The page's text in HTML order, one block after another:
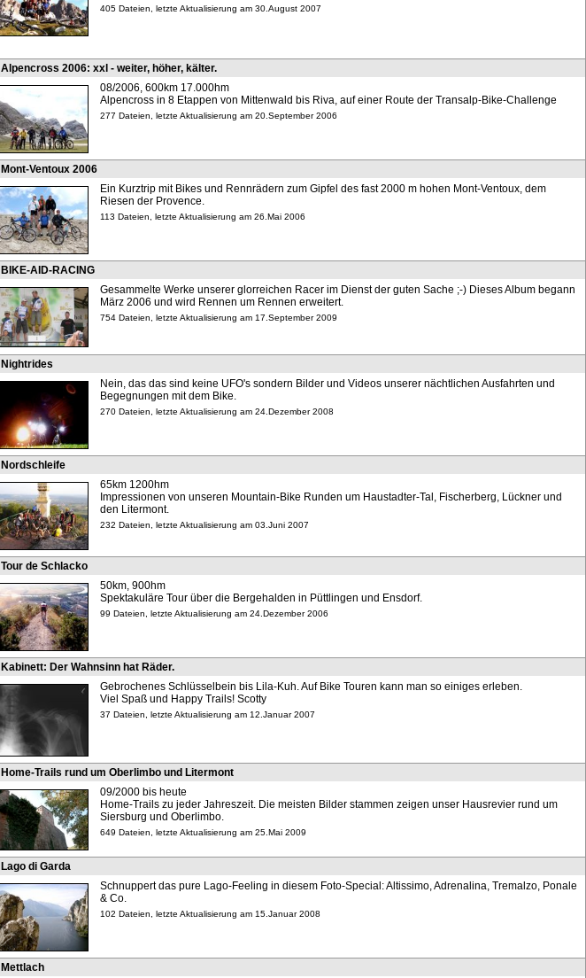
405 Dateien, letzte Aktualisierung am 30.August 2007
Alpencross 2006: xxl - weiter, höher, kälter.
08/2006, 600km 17.000hm
Alpencross in 8 Etappen von Mittenwald bis Riva, auf einer Route der Transalp-Bike-Challenge
277 Dateien, letzte Aktualisierung am 20.September 2006
Mont-Ventoux 2006
Ein Kurztrip mit Bikes und Rennrädern zum Gipfel des fast 2000 m hohen Mont-Ventoux, dem
Riesen der Provence.
113 Dateien, letzte Aktualisierung am 26.Mai 2006
BIKE-AID-RACING
Gesammelte Werke unserer glorreichen Racer im Dienst der guten Sache ;-) Dieses Album begann
März 2006 und wird Rennen um Rennen erweitert.
754 Dateien, letzte Aktualisierung am 17.September 2009
Nightrides
Nein, das das sind keine UFO's sondern Bilder und Videos unserer nächtlichen Ausfahrten und
Begegnungen mit dem Bike.
270 Dateien, letzte Aktualisierung am 24.Dezember 2008
Nordschleife
65km 1200hm
Impressionen von unseren Mountain-Bike Runden um Haustadter-Tal, Fischerberg, Lückner und
den Litermont.
232 Dateien, letzte Aktualisierung am 03.Juni 2007
Tour de Schlacko
50km, 900hm
Spektakuläre Tour über die Bergehalden in Püttlingen und Ensdorf.
99 Dateien, letzte Aktualisierung am 24.Dezember 2006
Kabinett: Der Wahnsinn hat Räder.
Gebrochenes Schlüsselbein bis Lila-Kuh. Auf Bike Touren kann man so einiges erleben.
Viel Spaß und Happy Trails! Scotty
37 Dateien, letzte Aktualisierung am 12.Januar 2007
Home-Trails rund um Oberlimbo und Litermont
09/2000 bis heute
Home-Trails zu jeder Jahreszeit. Die meisten Bilder stammen zeigen unser Hausrevier rund um
Siersburg und Oberlimbo.
649 Dateien, letzte Aktualisierung am 25.Mai 2009
Lago di Garda
Schnuppert das pure Lago-Feeling in diesem Foto-Special: Altissimo, Adrenalina, Tremalzo, Ponale
& Co.
102 Dateien, letzte Aktualisierung am 15.Januar 2008
Mettlach